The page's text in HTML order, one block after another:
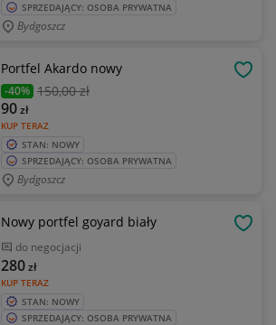
SPRZEDAJĄCY: OSOBA PRYWATNA
Bydgoszcz
Portfel Akardo nowy
-40% 150,00 zł
KUP TERAZ
90zł
STAN: NOWY
SPRZEDAJĄCY: OSOBA PRYWATNA
Bydgoszcz
Nowy portfel goyard biały
do negocjacji
KUP TERAZ
280zł
STAN: NOWY
SPRZEDAJĄCY: OSOBA PRYWATNA